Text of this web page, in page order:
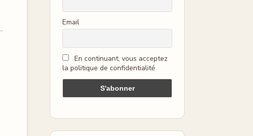
Email
En continuant, vous acceptez
la politique de confidentialité